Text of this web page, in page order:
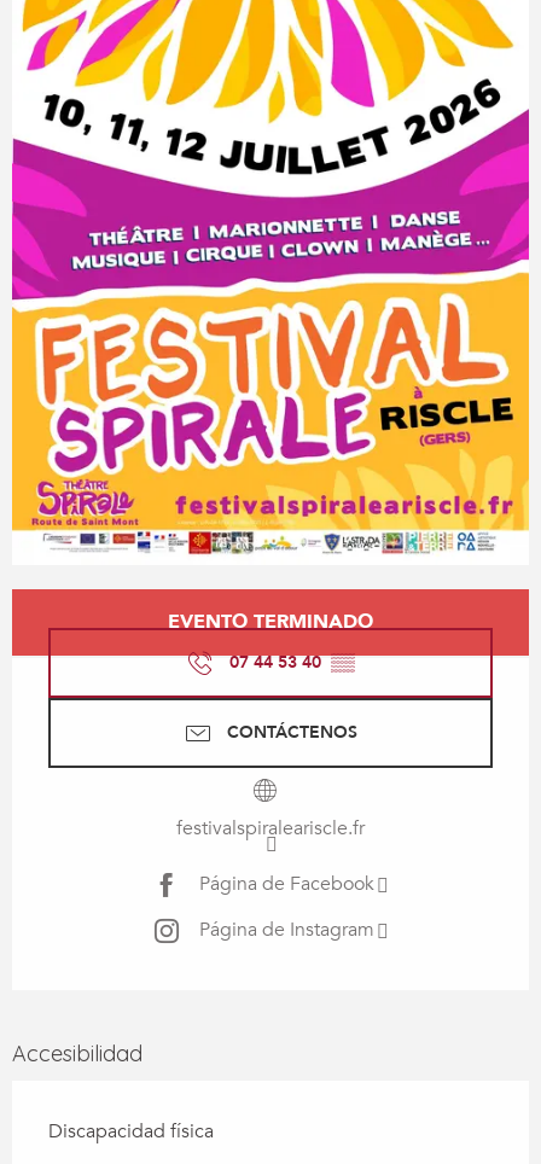
EVENTO TERMINADO
07 44 53 40▒▒
CONTÁCTENOS
festivalspiraleariscle.fr
Página de Facebook
Página de Instagram
Accesibilidad
Discapacidad física